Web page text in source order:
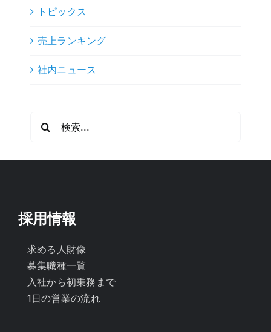
トピックス
売上ランキング
社内ニュース
採用情報
求める人財像
募集職種一覧
入社から初乗務まで
1日の営業の流れ